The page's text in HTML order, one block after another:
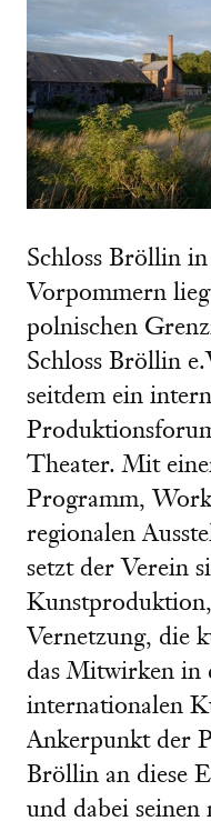
Schloss Bröllin
Vorpommern
polnischen
Schloss Bröllin
seitdem ein
Theater. Mit
Programm,
regionalen
setzt der Verein
Vernetzung, die
das Mitwirken in
internationalen
Ankerpunkt der
Bröllin an diese
und dabei seinen